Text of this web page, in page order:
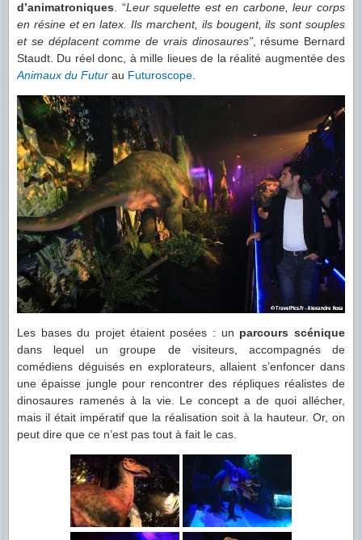
d’animatroniques. “Leur squelette est en carbone, leur corps
en résine et en latex. Ils marchent, ils bougent, ils sont souples
et se déplacent comme de vrais dinosaures”, résume Bernard
Staudt. Du réel donc, à mille lieues de la réalité augmentée des
Animaux du Futur au Futuroscope.
Les bases du projet étaient posées : un parcours scénique
dans lequel un groupe de visiteurs, accompagnés de
comédiens déguisés en explorateurs, allaient s’enfoncer dans
une épaisse jungle pour rencontrer des répliques réalistes de
dinosaures ramenés à la vie. Le concept a de quoi allécher,
mais il était impératif que la réalisation soit à la hauteur. Or, on
peut dire que ce n’est pas tout à fait le cas.